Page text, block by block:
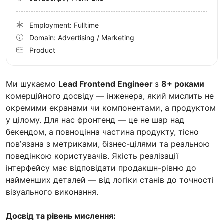
Ми шукаємо Lead Frontend Engineer з 8+ роками
комерційного досвіду — інженера, який мислить не
окремими екранами чи компонентами, а продуктом
у цілому. Для нас фронтенд — це не шар над
бекендом, а повноцінна частина продукту, тісно
повʼязана з метриками, бізнес-цілями та реальною
поведінкою користувачів. Якість реалізації
інтерфейсу має відповідати продакшн-рівню до
найменших деталей — від логіки станів до точності
візуального виконання.
Досвід та рівень мислення:
Employment: Fulltime
Domain: Advertising / Marketing
Product